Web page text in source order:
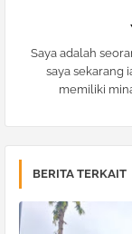
Saya adalah
saya sekarang
memiliki
BERITA TERKAIT